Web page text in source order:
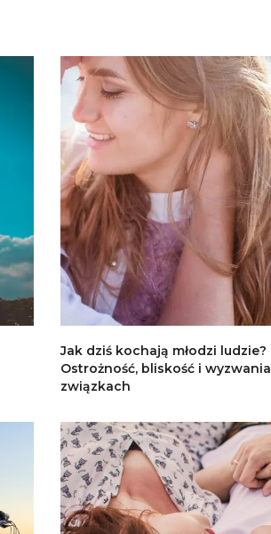
Jak dziś kochają młodzi ludzie?
Ostrożność, bliskość i
związkach